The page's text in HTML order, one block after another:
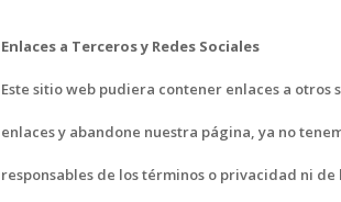
Enlaces a Terceros y Redes Sociales
Este sitio web pudiera contener enlaces a otros
enlaces y abandone nuestra página, ya no
responsables de los términos o privacidad ni